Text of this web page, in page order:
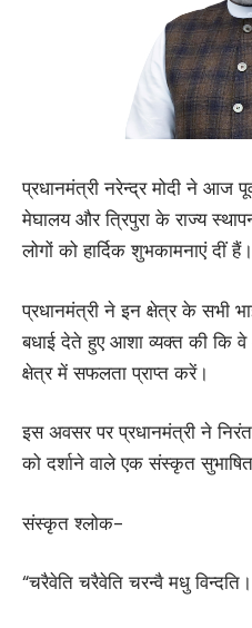
प्रधानमंत्री नरेन्‍द्र मोदी ने आज
मेघालय और त्रिपुरा के राज्य
लोगों को हार्दिक शुभकामनाएं दीं हैं।
प्रधानमंत्री ने इन क्षेत्र के सभी
बधाई देते हुए आशा व्यक्त की कि
क्षेत्र में सफलता प्राप्त करें।
इस अवसर पर प्रधानमंत्री ने
को दर्शाने वाले एक संस्कृत
संस्कृत श्लोक-
“चरैवेति चरैवेति चरन्वै मधु विन्दति।